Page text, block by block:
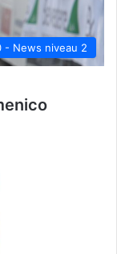
- News niveau 2